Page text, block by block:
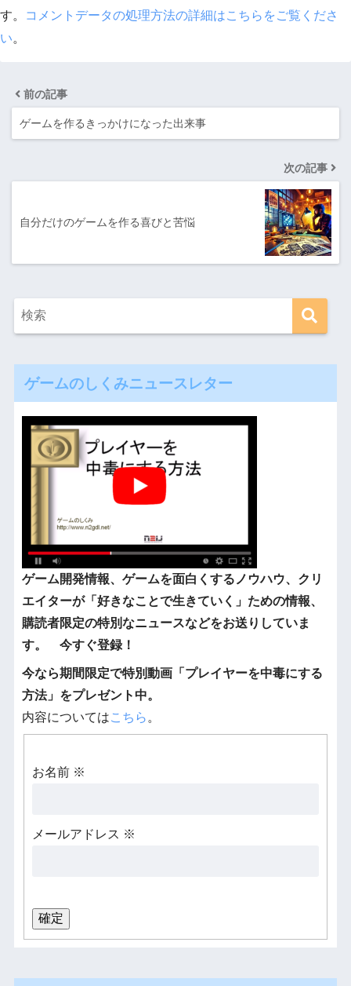
す。
コメントデータの処理方法の詳細はこちらをご覧くださ
い。
前の記事
ゲームを作るきっかけになった出来事
次の記事
自分だけのゲームを作る喜びと苦悩
ゲームのしくみニュースレター
ゲーム開発情報、ゲームを面白くするノウハウ、クリ
エイターが「好きなことで生きていく」ための情報、
購読者限定の特別なニュースなどをお送りしていま
す。 今すぐ登録！
今なら期間限定で特別動画「プレイヤーを中毒にする
方法」をプレゼント中。
内容についてはこちら 。
お名前 ※
メールアドレス ※